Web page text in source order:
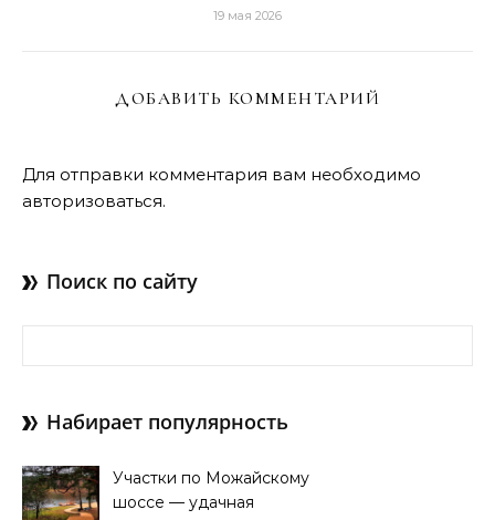
19 мая 2026
ДОБАВИТЬ КОММЕНТАРИЙ
Для отправки комментария вам необходимо
авторизоваться.
Поиск по сайту
Набирает популярность
Участки по Можайскому
шоссе — удачная